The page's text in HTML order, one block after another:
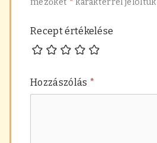
Recept értékelése
Hozzászólás *